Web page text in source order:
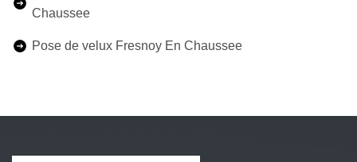
Chaussee
Pose de velux Fresnoy En Chaussee